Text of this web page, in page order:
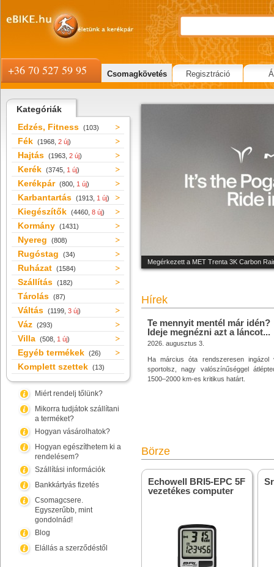
Kategóriák
Edzés, Fitness (103)
Fék (1968, 2 új)
Hajtás (1963, 2 új)
Kerék (3745, 1 új)
Kerékpár (800, 1 új)
Karbantartás (1913, 1 új)
Kiegészítők (4460, 8 új)
Kormány (1431)
Nyereg (808)
Rugóstag (34)
Ruházat (1584)
Szállítás (182)
Tárolás (87)
Váltás (1199, 3 új)
Váz (293)
Villa (508, 1 új)
Egyéb termékek (26)
Komplett szettek (13)
Miért rendelj tőlünk?
Mikorra tudjátok szállítani
a terméket?
Hogyan vásárolhatok?
Hogyan egészíthetem ki a
rendelésem?
Szállítási információk
Bankkártyás fizetés
Csomagcsere.
Egyszerűbb, mint
gondolnád!
Blog
Elállás a szerződéstől
Megérkezett a MET Trenta 3K Carbon
Hírek
Te mennyit mentél már idén?
Ideje megnézni azt a láncot...
2026. augusztus 3.
Ha március óta rendszeresen ingázol
sportolsz, nagy valószínűséggel
1500–2000 km-es kritikus határt.
Börze
Echowell BRI5-EPC 5F
vezetékes computer
+36 70 527 59 95 Csomagkövetés Regisztráció